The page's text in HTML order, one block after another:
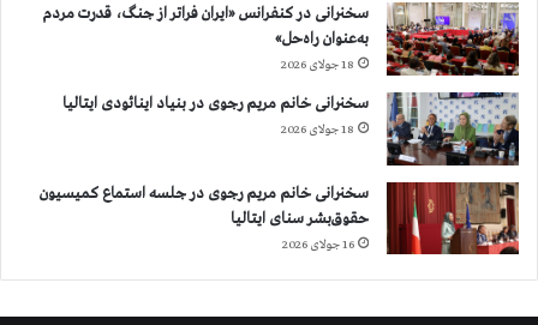
سخنرانی در کنفرانس «ایران فراتر از جنگ، قدرت مردم
به‌عنوان راه‌حل»
18 جولای 2026
سخنرانی خانم مریم رجوی در بنیاد اینائودی ایتالیا
18 جولای 2026
سخنرانی خانم مریم رجوی در جلسه استماع کمیسیون
حقوق‌بشر سنای ایتالیا
16 جولای 2026